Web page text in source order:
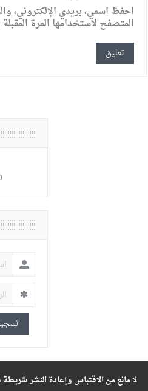
احفظ اسمي، بريدي الإلكتروني،
المتصفح لاستخدامها المرة
لا مانع من الاقتباس وإعادة النشر شريطة